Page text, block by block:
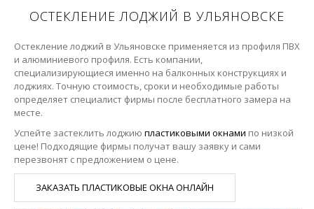
ОСТЕКЛЕНИЕ ЛОДЖИЙ В УЛЬЯНОВСКЕ
Остекление лоджий в Ульяновске применяется из профиля ПВХ
и алюминиевого профиля. Есть компании,
специализирующиеся именно на балконных конструкциях и
лоджиях. Точную стоимость, сроки и необходимые работы
определяет специалист фирмы после бесплатного замера на
месте.
Успейте застеклить лоджию пластиковыми окнами по низкой
цене! Подходящие фирмы получат вашу заявку и сами
перезвонят с предложением о цене.
ЗАКАЗАТЬ ПЛАСТИКОВЫЕ ОКНА ОНЛАЙН